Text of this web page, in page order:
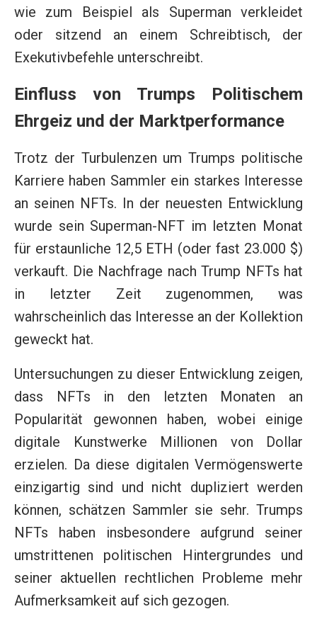
wie zum Beispiel als Superman verkleidet
oder sitzend an einem Schreibtisch, der
Exekutivbefehle unterschreibt.
Einfluss von Trumps Politischem
Ehrgeiz und der Marktperformance
Trotz der Turbulenzen um Trumps politische
Karriere haben Sammler ein starkes Interesse
an seinen NFTs. In der neuesten Entwicklung
wurde sein Superman-NFT im letzten Monat
für erstaunliche 12,5 ETH (oder fast 23.000 $)
verkauft. Die Nachfrage nach Trump NFTs hat
in letzter Zeit zugenommen, was
wahrscheinlich das Interesse an der Kollektion
geweckt hat.
Untersuchungen zu dieser Entwicklung zeigen,
dass NFTs in den letzten Monaten an
Popularität gewonnen haben, wobei einige
digitale Kunstwerke Millionen von Dollar
erzielen. Da diese digitalen Vermögenswerte
einzigartig sind und nicht dupliziert werden
können, schätzen Sammler sie sehr. Trumps
NFTs haben insbesondere aufgrund seiner
umstrittenen politischen Hintergrundes und
seiner aktuellen rechtlichen Probleme mehr
Aufmerksamkeit auf sich gezogen.